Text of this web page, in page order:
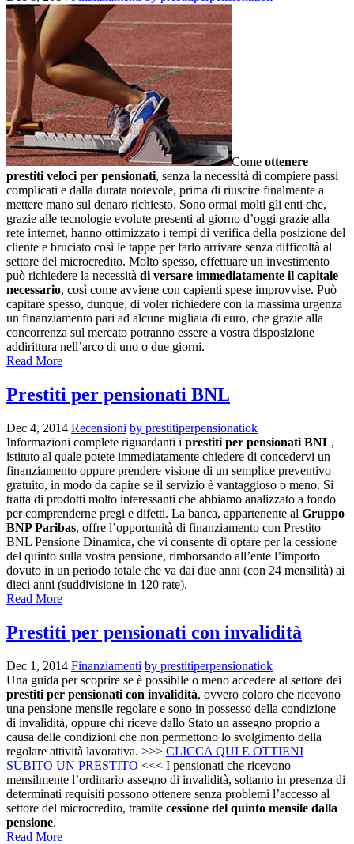
Come ottenere
prestiti veloci per pensionati, senza la necessità di compiere passi
complicati e dalla durata notevole, prima di riuscire finalmente a
mettere mano sul denaro richiesto. Sono ormai molti gli enti che,
grazie alle tecnologie evolute presenti al giorno d’oggi grazie alla
rete internet, hanno ottimizzato i tempi di verifica della posizione del
cliente e bruciato così le tappe per farlo arrivare senza difficoltà al
settore del microcredito. Molto spesso, effettuare un investimento
può richiedere la necessità di versare immediatamente il capitale
necessario, così come avviene con capienti spese improvvise. Può
capitare spesso, dunque, di voler richiedere con la massima urgenza
un finanziamento pari ad alcune migliaia di euro, che grazie alla
concorrenza sul mercato potranno essere a vostra disposizione
addirittura nell’arco di uno o due giorni.
Read More
Prestiti per pensionati BNL
Dec 4, 2014 Recensioni by prestitiperpensionatiok
Informazioni complete riguardanti i prestiti per pensionati BNL,
istituto al quale potete immediatamente chiedere di concedervi un
finanziamento oppure prendere visione di un semplice preventivo
gratuito, in modo da capire se il servizio è vantaggioso o meno. Si
tratta di prodotti molto interessanti che abbiamo analizzato a fondo
per comprenderne pregi e difetti. La banca, appartenente al Gruppo
BNP Paribas, offre l’opportunità di finanziamento con Prestito
BNL Pensione Dinamica, che vi consente di optare per la cessione
del quinto sulla vostra pensione, rimborsando all’ente l’importo
dovuto in un periodo totale che va dai due anni (con 24 mensilità) ai
dieci anni (suddivisione in 120 rate).
Read More
Prestiti per pensionati con invalidità
Dec 1, 2014 Finanziamenti by prestitiperpensionatiok
Una guida per scoprire se è possibile o meno accedere al settore dei
prestiti per pensionati con invalidità, ovvero coloro che ricevono
una pensione mensile regolare e sono in possesso della condizione
di invalidità, oppure chi riceve dallo Stato un assegno proprio a
causa delle condizioni che non permettono lo svolgimento della
regolare attività lavorativa. >>> CLICCA QUI E OTTIENI
SUBITO UN PRESTITO <<< I pensionati che ricevono
mensilmente l’ordinario assegno di invalidità, soltanto in presenza di
determinati requisiti possono ottenere senza problemi l’accesso al
settore del microcredito, tramite cessione del quinto mensile dalla
pensione.
Read More